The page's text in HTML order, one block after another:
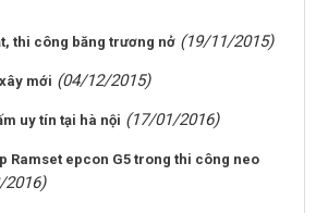
thi công băng trương nở (19/11/2015)
mới (04/12/2015)
uy tín tại hà nội (17/01/2016)
Ramset epcon G5 trong thi công neo
2016)